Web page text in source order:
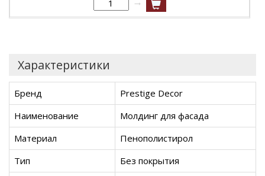
Характеристики
Бренд
Prestige Decor
Наименование
Молдинг для фасада
Материал
Пенополистирол
Тип
Без покрытия